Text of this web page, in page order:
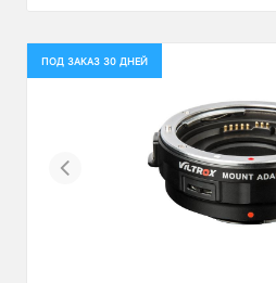
ПОД ЗАКАЗ 30 ДНЕЙ
Previous